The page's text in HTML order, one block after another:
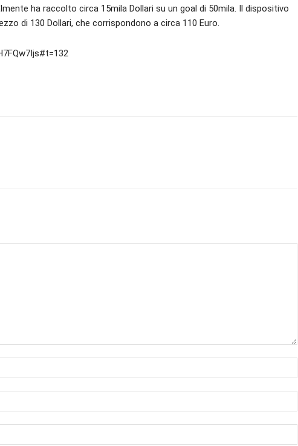
ha raccolto circa 15mila Dollari su un goal di 50mila. Il dispositivo
di 130 Dollari, che corrispondono a circa 110 Euro.